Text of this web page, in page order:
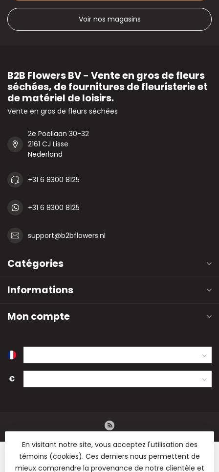
Voir nos magasins
B2B Flowers BV - Vente en gros de fleurs
séchées, de fournitures de fleuristerie et
de matériel de loisirs.
Vente en gros de fleurs séchées
2e Poellaan 30-32
2161 CJ Lisse
Nederland
+31 6 8300 8125
+31 6 8300 8125
support@b2bflowers.nl
Catégories
Informations
Mon compte
€
En visitant notre site, vous acceptez l'utilisation des
témoins (cookies). Ces derniers nous permettent de
mieux comprendre la provenance de notre clientèle et